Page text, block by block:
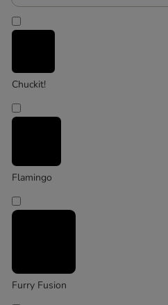
Designed by Lotte
Modern Living
Chuckit!
Flamingo
Furry Fusion